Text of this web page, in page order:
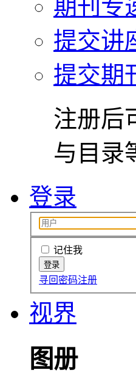
期刊专
提交讲
提交期
注册后
与目录
登录
记住我
寻回密码注册
视界
图册